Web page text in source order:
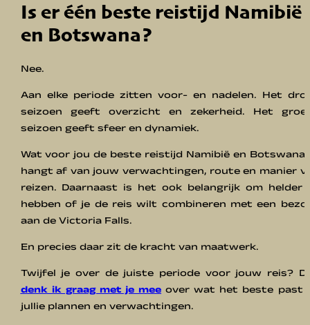
Is er één beste reistijd Namibië
en Botswana?
Nee.
Aan elke periode zitten voor- en nadelen. Het
seizoen geeft overzicht en zekerheid. Het
seizoen geeft sfeer en dynamiek.
Wat voor jou de beste reistijd Namibië en Botswana
hangt af van jouw verwachtingen, route en manier
reizen. Daarnaast is het ook belangrijk om helder
hebben of je de reis wilt combineren met een
aan de Victoria Falls.
En precies daar zit de kracht van maatwerk.
Twijfel je over de juiste periode voor jouw reis?
denk ik graag met je mee over wat het beste past
jullie plannen en verwachtingen.